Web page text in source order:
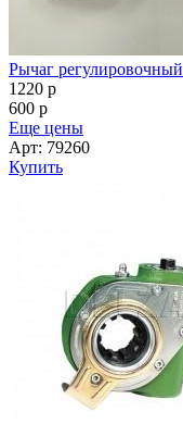
Рычаг
1220 p
600 p
Еще цены
Арт: 79260
Купить